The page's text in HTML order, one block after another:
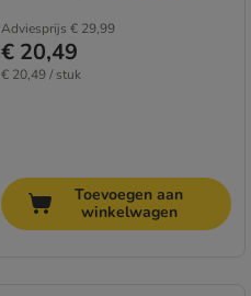
Adviesprijs € 29,99
€ 20,49
€ 20,49 / stuk
Toevoegen aan
winkelwagen